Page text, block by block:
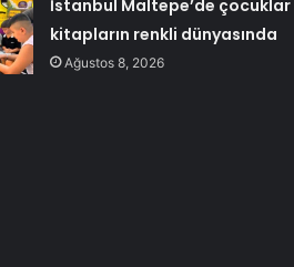
İstanbul Maltepe’de çocuklar
kitapların renkli dünyasında
Ağustos 8, 2026